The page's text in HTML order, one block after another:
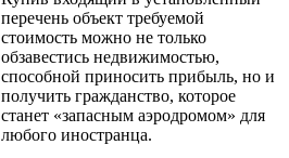
перечень объект требуемой
стоимость можно не только
обзавестись недвижимостью,
способной приносить прибыль, но и
получить гражданство, которое
станет «запасным аэродромом» для
любого иностранца.